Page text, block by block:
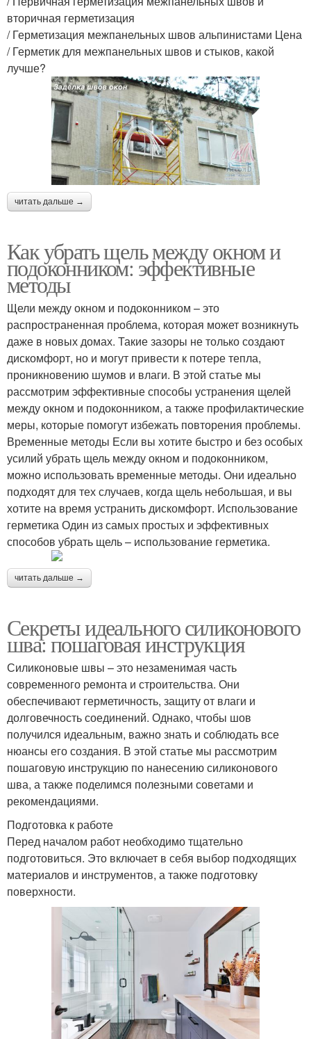
вторичная герметизация
/ Герметизация межпанельных швов альпинистами Цена
/ Герметик для межпанельных швов и стыков, какой
лучше?
читать дальше →
Как убрать щель между окном и
подоконником: эффективные
методы
Щели между окном и подоконником – это
распространенная проблема, которая может возникнуть
даже в новых домах. Такие зазоры не только создают
дискомфорт, но и могут привести к потере тепла,
проникновению шумов и влаги. В этой статье мы
рассмотрим эффективные способы устранения щелей
между окном и подоконником, а также профилактические
меры, которые помогут избежать повторения проблемы.
Временные методы Если вы хотите быстро и без особых
усилий убрать щель между окном и подоконником,
можно использовать временные методы. Они идеально
подходят для тех случаев, когда щель небольшая, и вы
хотите на время устранить дискомфорт. Использование
герметика Один из самых простых и эффективных
способов убрать щель – использование герметика.
читать дальше →
Секреты идеального силиконового
шва: пошаговая инструкция
Силиконовые швы – это незаменимая часть
современного ремонта и строительства. Они
обеспечивают герметичность, защиту от влаги и
долговечность соединений. Однако, чтобы шов
получился идеальным, важно знать и соблюдать все
нюансы его создания. В этой статье мы рассмотрим
пошаговую инструкцию по нанесению силиконового
шва, а также поделимся полезными советами и
рекомендациями.
Подготовка к работе
Перед началом работ необходимо тщательно
подготовиться. Это включает в себя выбор подходящих
материалов и инструментов, а также подготовку
поверхности.